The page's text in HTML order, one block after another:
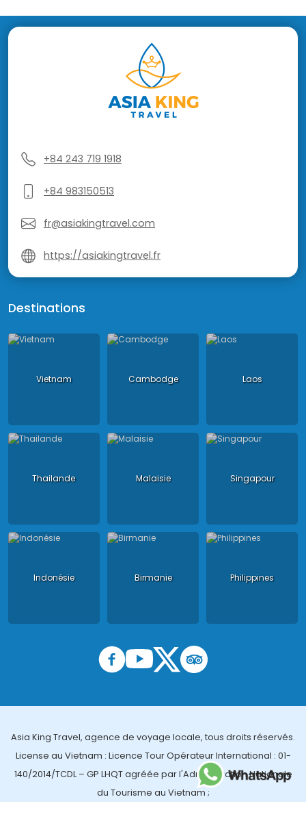
+84 243 719 1918
+84 983150513
fr@asiakingtravel.com
https://asiakingtravel.fr
Destinations
Vietnam Cambodge Laos
Thailande Malaisie Singapour
Indonésie Birmanie Philippines
Asia King Travel, agence de voyage locale, tous droits réservés.
License au Vietnam : Licence Tour Opérateur International : 01-
140/2014/TCDL – GP LHQT agréée par l'Administration Nationale
du Tourisme au Vietnam ;